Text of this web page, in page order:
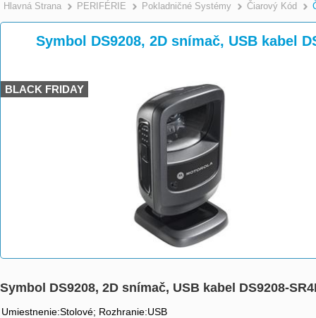
Hlavná Strana >
PERIFÉRIE >
Pokladničné Systémy Čiarový Kód
Symbol DS9208, 2D snímač, USB kabel
BLACK FRIDAY
Symbol DS9208, 2D snímač, USB kabel DS9208-
Umiestnenie:Stolové; Rozhranie:USB